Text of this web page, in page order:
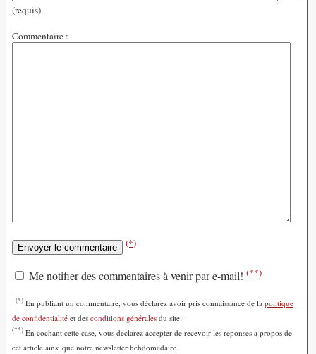
(requis)
Commentaire :
(*)
Me notifier des commentaires à venir par e-mail! (**)
(*) En publiant un commentaire, vous déclarez avoir pris connaissance de la politique
de confidentialité et des conditions générales du site.
(**) En cochant cette case, vous déclarez accepter de recevoir les réponses à propos de
cet article ainsi que notre newsletter hebdomadaire.